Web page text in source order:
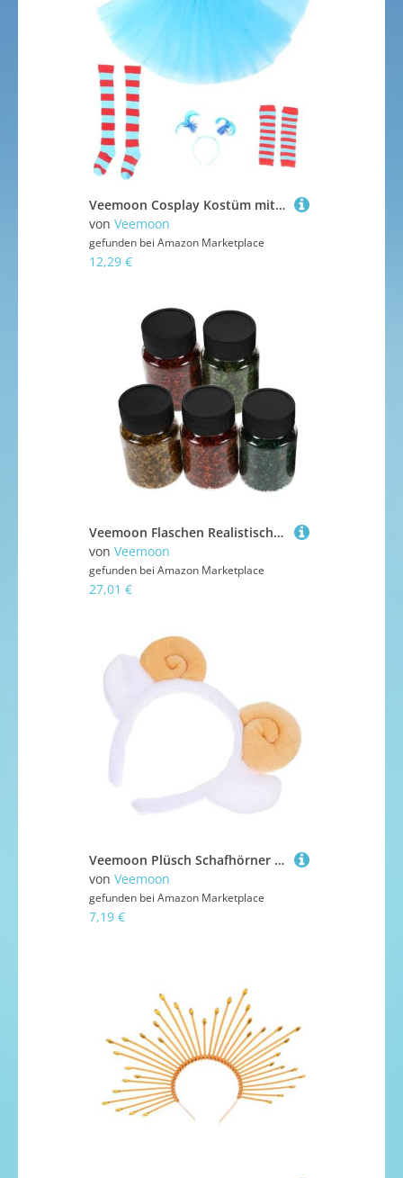
Veemoon Cosplay Kostüm mit Overknee Strümpfen Stirnband Tutu Rock und Ärmeln Weiches Bequemes Party Zubehör für Vielseitige Verkleidungen und Detailreiche Ausführung
von Veemoon
gefunden bei Amazon Marketplace
12,29 €
Veemoon Flaschen Realistische Miniatur Reben Simulation Vielseitige DIY Miniature Landschaftsdekoration für Modelleisenbahn Feengarten Architektur Diorama Puppenhaus Landschaft
von Veemoon
gefunden bei Amazon Marketplace
27,01 €
Veemoon Plüsch Schafhörner Haarreif Weiches Stirnband Kuscheliges Ziegenhörner Kostümaccessoire Niedlich Leicht Tragbar Für Party Cosplay Hochzeit
von Veemoon
gefunden bei Amazon Marketplace
7,19 €